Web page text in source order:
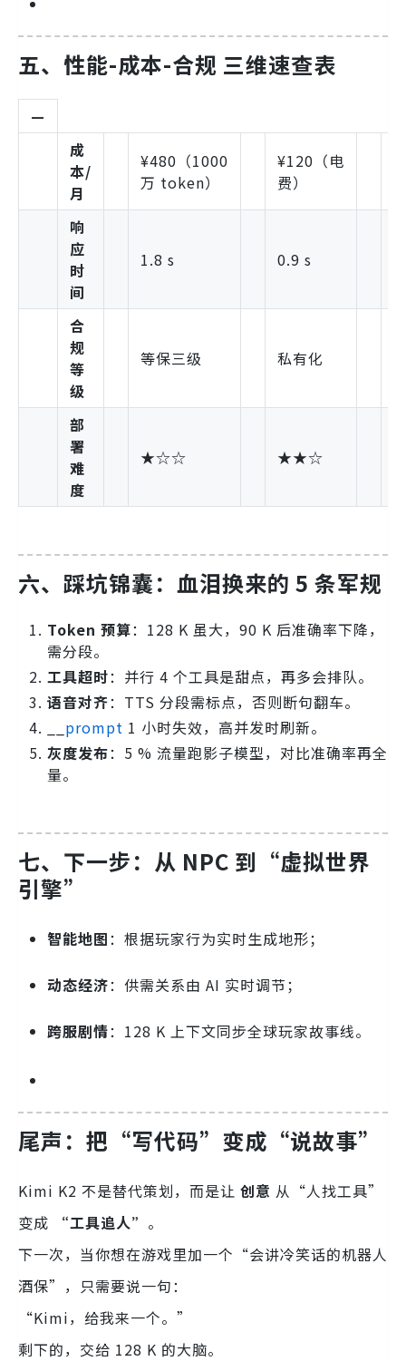
五、性能-成本-合规 三维速查表
—
成
本/
月
¥480（1000
万 token）
¥120（电
费）
响
应
时
间
1.8 s 0.9 s
合
规
等
级
等保三级 私有化
部
署
难
度
★☆☆ ★★☆
六、踩坑锦囊：血泪换来的 5 条军规
Token 预算：128 K 虽大，90 K 后准确率下降，
需分段。
工具超时：并行 4 个工具是甜点，再多会排队。
语音对齐：TTS 分段需标点，否则断句翻车。
prompt 1 小时失效，高并发时刷新。
灰度发布：5 % 流量跑影子模型，对比准确率再全
量。
七、下一步：从 NPC 到“虚拟世界
引擎”
智能地图：根据玩家行为实时生成地形；
动态经济：供需关系由 AI 实时调节；
跨服剧情：128 K 上下文同步全球玩家故事线。
尾声：把“写代码”变成“说故事”
Kimi K2 不是替代策划，而是让 创意 从“人找工具”
变成
“工具追人” 。
下一次，当你想在游戏里加一个“会讲冷笑话的机器人
酒保”，只需要说一句：
“Kimi，给我来一个。”
剩下的，交给 128 K 的大脑。